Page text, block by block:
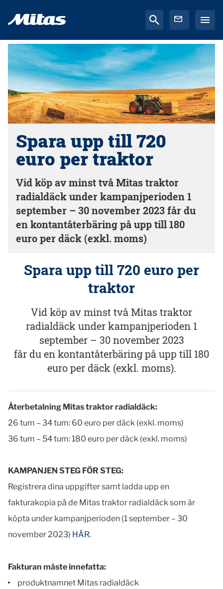
Spara upp till 720
euro per traktor
Vid köp av minst två Mitas traktor
radialdäck under kampanjperioden 1
september – 30 november 2023 får du
en kontantåterbäring på upp till 180
euro per däck (exkl. moms)
Spara upp till 720 euro per
traktor
Vid köp av minst två Mitas traktor
radialdäck under kampanjperioden 1
september – 30 november 2023
får du en kontantåterbäring på upp till 180
euro per däck (exkl. moms).
Återbetalning Mitas traktor radialdäck:
26 tum – 34 tum: 60 euro per däck (exkl. moms)
36 tum – 54 tum: 180 euro per däck (exkl. moms)
KAMPANJEN STEG FÖR STEG:
Registrera dina uppgifter samt ladda upp en
fakturakopia på de Mitas traktor radialdäcksom är
köpta under kampanjperioden (1 september – 30
november 2023) HÄR.
Fakturan måste innefatta:
produktnamnet Mitas radialdäck